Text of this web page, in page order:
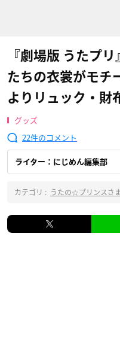
『劇場版 うたプ
たちの衣裳がモ
よりリュック・財
グッズ
22
ライター：にじめん編集部
カテゴリ : うたの☆プリンスさ